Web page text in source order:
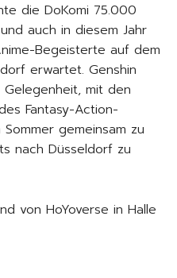
die DoKomi 75.000
auch in diesem Jahr
Begeisterte auf dem
erwartet. Genshin
mit den
Fantasy-Action-
gemeinsam zu
nach Düsseldorf zu
von HoYoverse in Halle